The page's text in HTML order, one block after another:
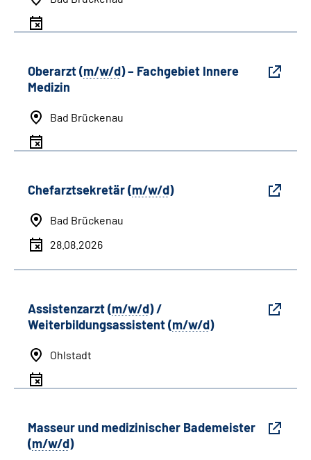
Oberarzt (m/w/d) – Fachgebiet Innere
Medizin
Bad Brückenau
Chefarztsekretär (m/w/d)
Bad Brückenau
28.08.2026
Assistenzarzt (m/w/d) /
Weiterbildungsassistent (m/w/d)
Ohlstadt
Masseur und medizinischer Bademeister
(m/w/d)